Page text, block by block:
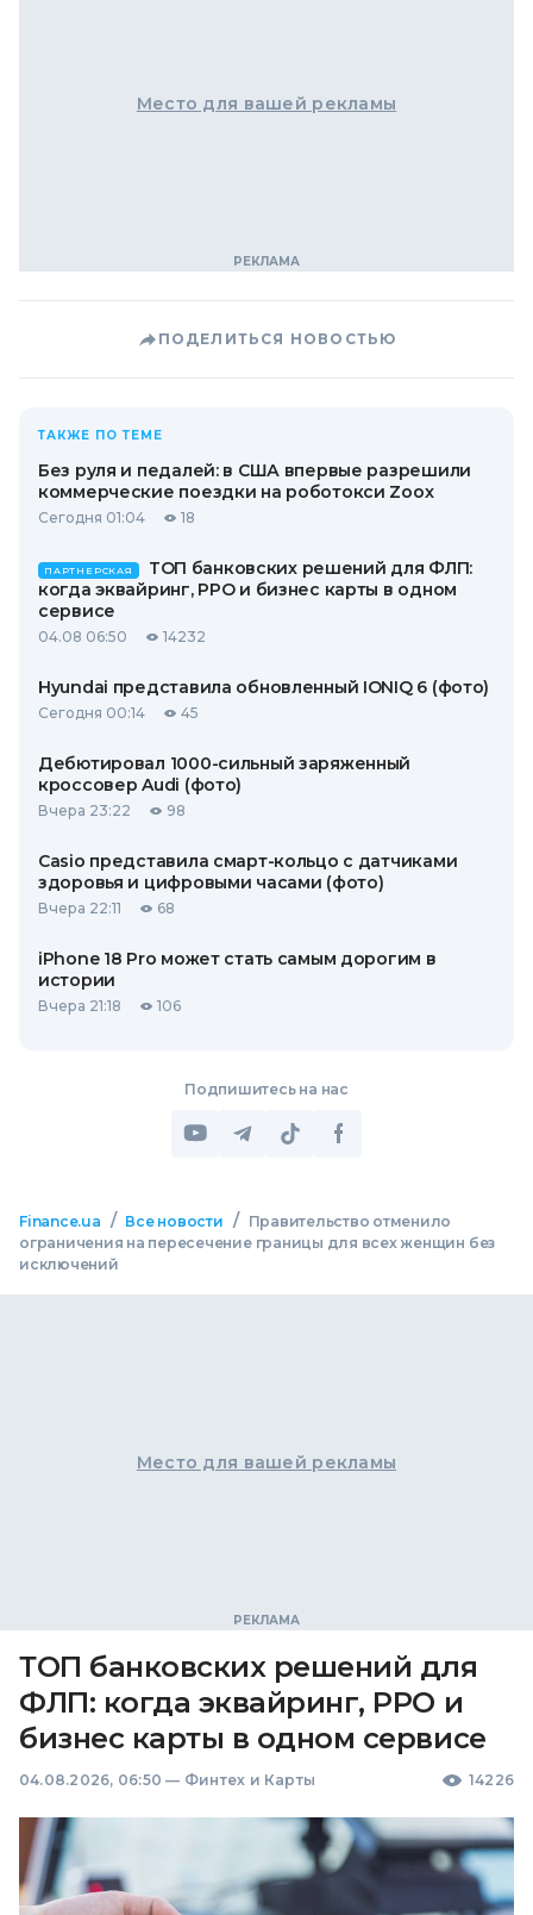
Место для вашей рекламы
ПОДЕЛИТЬСЯ НОВОСТЬЮ
ТАКЖЕ ПО ТЕМЕ
Без руля и педалей: в США впервые разрешили
коммерческие поездки на роботокси Zoox
Сегодня 01:04 18
ПАРТНЕРСКАЯ
ТОП банковских решений для ФЛП:
когда эквайринг, РРО и бизнес карты в одном
сервисе
04.08 06:50 14232
Hyundai представила обновленный IONIQ 6 (фото)
Сегодня 00:14 45
Дебютировал 1000-сильный заряженный
кроссовер Audi (фото)
Вчера 23:22 98
Casio представила смарт-кольцо с датчиками
здоровья и цифровыми часами (фото)
Вчера 22:11 68
iPhone 18 Pro может стать самым дорогим в
истории
Вчера 21:18 106
Подпишитесь на нас
Finance.ua / Все новости /
Правительство отменило
ограничения на пересечение границы для всех женщин без
исключений
Место для вашей рекламы
ТОП банковских решений для
ФЛП: когда эквайринг, РРО и
бизнес карты в одном сервисе
04.08.2026, 06:50 — Финтех и Карты 14226